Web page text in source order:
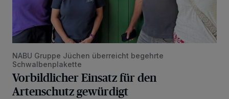
NABU Gruppe Jüchen überreicht begehrte
Schwalbenplakette
Vorbildlicher Einsatz für den
Artenschutz gewürdigt